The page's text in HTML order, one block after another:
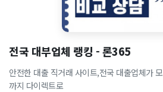
전국 대부업체 랭킹 - 론365
안전한 대출 직거래 사이트,전국 대출업체가
까지 다이렉트로